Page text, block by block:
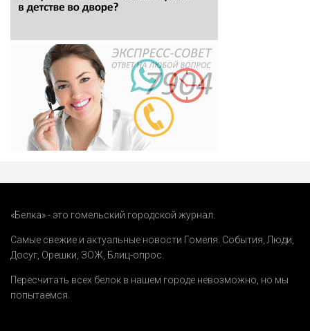
«Белка» - это гомельский городской журнал.
Самые свежие и актуальные новости Гомеля. События,Люди,
Досуг, Орешки, ЗОЖ, Блиц-опрос.
Пересчитать всех белок в нашем городе невозможно, но мы
попытаемся.